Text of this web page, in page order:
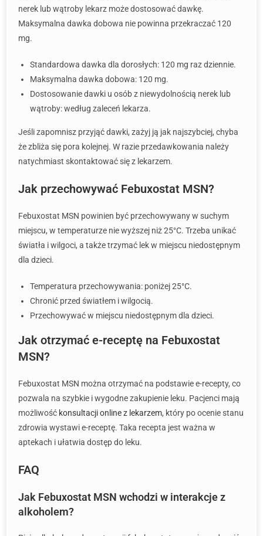
nerek lub wątroby lekarz może dostosować dawkę.
Maksymalna dawka dobowa nie powinna przekraczać 120
mg.
Standardowa dawka dla dorosłych: 120 mg raz dziennie.
Maksymalna dawka dobowa: 120 mg.
Dostosowanie dawki u osób z niewydolnością nerek lub
wątroby: według zaleceń lekarza.
Jeśli zapomnisz przyjąć dawki, zażyj ją jak najszybciej, chyba
że zbliża się pora kolejnej. W razie przedawkowania należy
natychmiast skontaktować się z lekarzem.
Jak przechowywać Febuxostat MSN?
Febuxostat MSN powinien być przechowywany w suchym
miejscu, w temperaturze nie wyższej niż 25°C. Trzeba unikać
światła i wilgoci, a także trzymać lek w miejscu niedostępnym
dla dzieci.
Temperatura przechowywania: poniżej 25°C.
Chronić przed światłem i wilgocią.
Przechowywać w miejscu niedostępnym dla dzieci.
Jak otrzymać e-receptę na Febuxostat
MSN?
Febuxostat MSN można otrzymać na podstawie e-recepty, co
pozwala na szybkie i wygodne zakupienie leku. Pacjenci mają
możliwość konsultacji online z lekarzem, który po ocenie stanu
zdrowia wystawi e-receptę. Taka recepta jest ważna w
aptekach i ułatwia dostęp do leku.
FAQ
Jak Febuxostat MSN wchodzi w interakcje z
alkoholem?